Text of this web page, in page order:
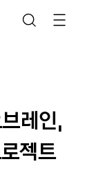
레인,
젝트